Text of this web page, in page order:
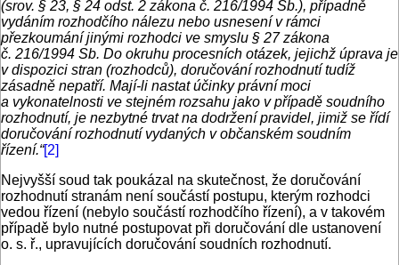
(srov. § 23, § 24 odst. 2 zákona č. 216/1994 Sb.), případně
vydáním rozhodčího nálezu nebo usnesení v rámci
přezkoumání jinými rozhodci ve smyslu § 27 zákona
č. 216/1994 Sb. Do okruhu procesních otázek, jejichž úprava je
v dispozici stran (rozhodců), doručování rozhodnutí tudíž
zásadně nepatří. Mají-li nastat účinky právní moci
a vykonatelnosti ve stejném rozsahu jako v případě soudního
rozhodnutí, je nezbytné trvat na dodržení pravidel, jimiž se řídí
doručování rozhodnutí vydaných v občanském soudním
řízení.“[2]
Nejvyšší soud tak poukázal na skutečnost, že doručování
rozhodnutí stranám není součástí postupu, kterým rozhodci
vedou řízení (nebylo součástí rozhodčího řízení), a v takovém
případě bylo nutné postupovat při doručování dle ustanovení
o. s. ř., upravujících doručování soudních rozhodnutí.